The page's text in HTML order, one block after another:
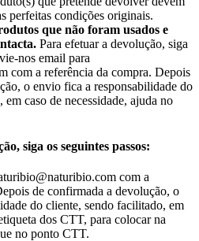
perfeitas condições originais.
que não foram usados e
Para efetuar a devolução, siga
nos email para
com a referência da compra. Depois
o envio fica a responsabilidade do
caso de necessidade, ajuda no
siga os seguintes passos:
com a
de confirmada a devolução, o
do cliente, sendo facilitado, em
dos CTT, para colocar na
no ponto CTT.